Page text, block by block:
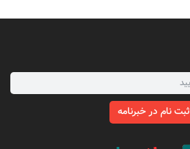
ثبت نام در خبرنامه